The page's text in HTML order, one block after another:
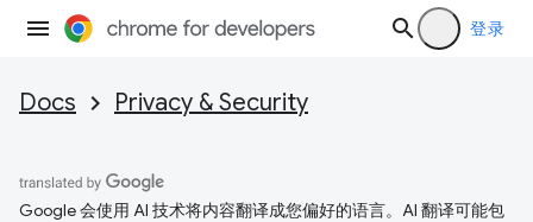
登录
Docs Privacy & Security
Google 会使用 AI 技术将内容翻译成您偏好的语言。AI 翻译可能包